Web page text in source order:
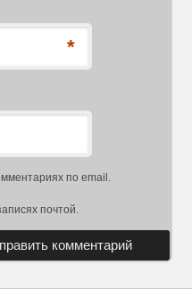
*
по email.
почтой.